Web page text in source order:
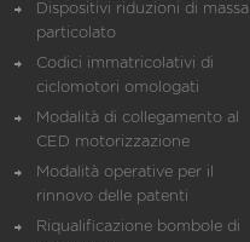
Dispositivi riduzioni di massa
particolato
Codici immatricolativi di
ciclomotori omologati
Modalità di collegamento al
CED motorizzazione
Modalità operative per il
rinnovo delle patenti
Riqualificazione bombole di